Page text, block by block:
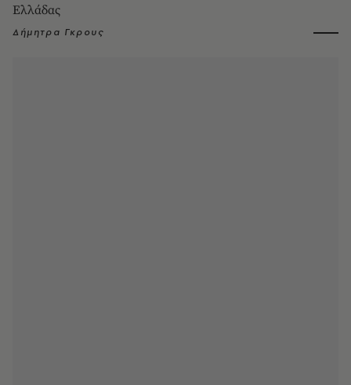
Ελλάδας
Δήμητρα Γκρους